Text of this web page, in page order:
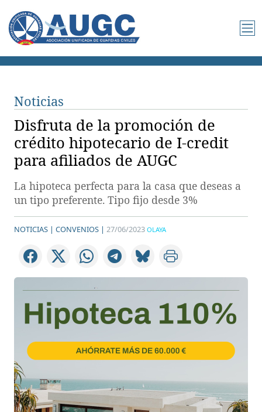
Noticias
Disfruta de la promoción de
crédito hipotecario de I-credit
para afiliados de AUGC
La hipoteca perfecta para la casa que deseas a
un tipo preferente. Tipo fijo desde 3%
NOTICIAS | CONVENIOS | 27/06/2023 OLAYA